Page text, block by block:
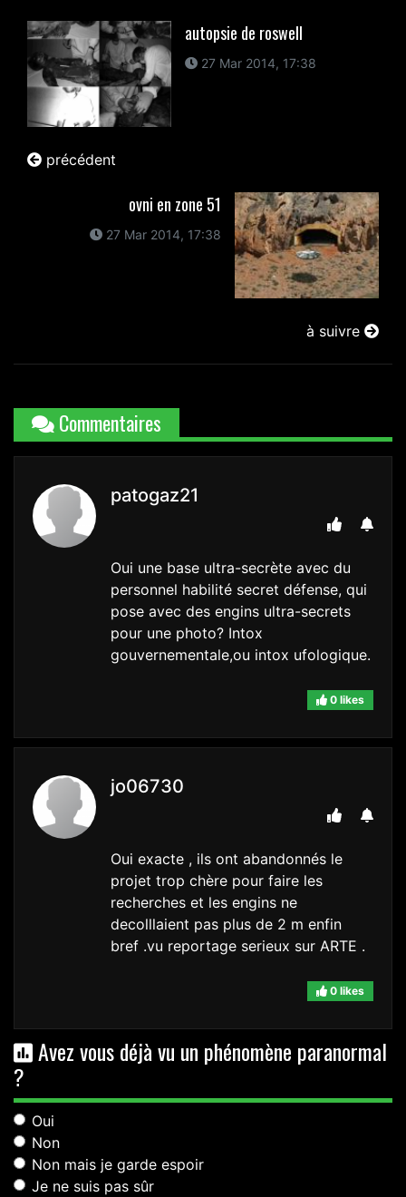
autopsie de roswell
27 Mar 2014, 17:38
précédent
ovni en zone 51
27 Mar 2014, 17:38
à suivre
Commentaires
patogaz21
Oui une base ultra-secrète avec du
personnel habilité secret défense, qui
pose avec des engins ultra-secrets
pour une photo? Intox
gouvernementale,ou intox ufologique.
0 likes
jo06730
Oui exacte , ils ont abandonnés le
projet trop chère pour faire les
recherches et les engins ne
decolllaient pas plus de 2 m enfin
bref .vu reportage serieux sur ARTE .
0 likes
Avez vous déjà vu un phénomène paranormal
?
Oui
Non
Non mais je garde espoir
Je ne suis pas sûr